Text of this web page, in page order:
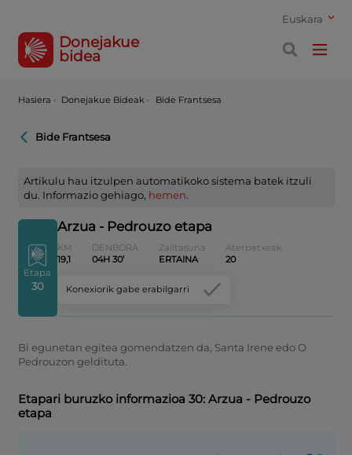
Euskara
Donejakue
bidea
Hasiera · Donejakue Bideak · Bide Frantsesa
Bide Frantsesa
Artikulu hau itzulpen automatikoko sistema batek itzuli
du. Informazio gehiago, hemen.
Etapa
30
Arzua - Pedrouzo etapa
KM
19,1
DENBORA
04H 30’
Zailtasuna
ERTAINA
Aterpetxeak
20
Konexiorik gabe erabilgarri
Bi egunetan egitea gomendatzen da, Santa Irene edo O
Pedrouzon geldituta.
Etapari buruzko informazioa 30: Arzua - Pedrouzo
etapa